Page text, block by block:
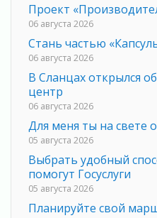
Проект
06 августа 2026
Стань частью
06 августа 2026
В Сланцах открылся
центр
06 августа 2026
Для меня ты на свете
05 августа 2026
Выбрать удобный
помогут Госуслуги
05 августа 2026
Планируйте свой